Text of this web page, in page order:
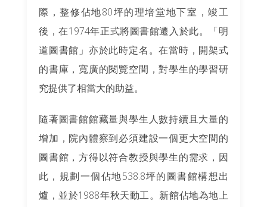
際，整修佔地80坪的理培堂地下室，竣工
後，在1974年正式將圖書館遷入於此。「明
道圖書館」亦於此時定名。在當時，開架式
的書庫，寬廣的閱覽空間，對學生的學習研
究提供了相當大的助益。
隨著圖書館館藏量與學生人數持續且大量的
增加，院內體察到必須建設一個更大空間的
圖書館，方得以符合教授與學生的需求，因
此，規劃一個佔地538.8坪的圖書館構想出
爐，並於1988年秋天動工。新館佔地為地上